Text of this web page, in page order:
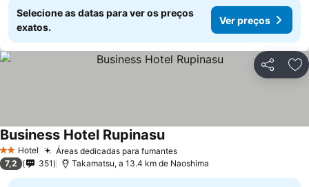
Selecione as datas para ver os preços
exatos.
Ver preços
Partilhar
2 Estrelas
Hotel Áreas dedicadas para fumantes
Business Hotel Rupinasu
7,2 351 Takamatsu, a 13.4 km de Naoshima